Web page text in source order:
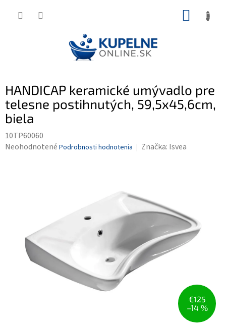
HANDICAP keramické umývadlo pre
telesne postihnutých, 59,5x45,6cm,
biela
10TP60060
Priemerné
Neohodnotené Podrobnosti hodnotenia Značka: Isvea
€125
–14 %